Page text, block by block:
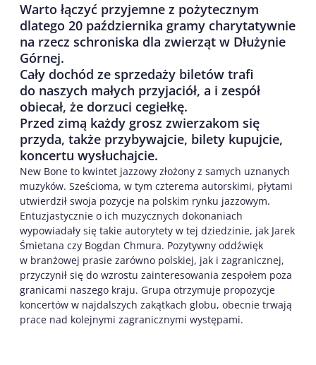
Warto łączyć przyjemne z pożytecznym
dlatego 20 października gramy charytatywnie
na rzecz schroniska dla zwierząt w Dłużynie
Górnej.
Cały dochód ze sprzedaży biletów trafi
do naszych małych przyjaciół, a i zespół
obiecał, że dorzuci cegiełkę.
Przed zimą każdy grosz zwierzakom się
przyda, także przybywajcie, bilety kupujcie,
koncertu wysłuchajcie.
New Bone to kwintet jazzowy złożony z samych uznanych
muzyków. Sześcioma, w tym czterema autorskimi, płytami
utwierdził swoja pozycje na polskim rynku jazzowym.
Entuzjastycznie o ich muzycznych dokonaniach
wypowiadały się takie autorytety w tej dziedzinie, jak Jarek
Śmietana czy Bogdan Chmura. Pozytywny oddźwięk
w branżowej prasie zarówno polskiej, jak i zagranicznej,
przyczynił się do wzrostu zainteresowania zespołem poza
granicami naszego kraju. Grupa otrzymuje propozycje
koncertów w najdalszych zakątkach globu, obecnie trwają
prace nad kolejnymi zagranicznymi występami.